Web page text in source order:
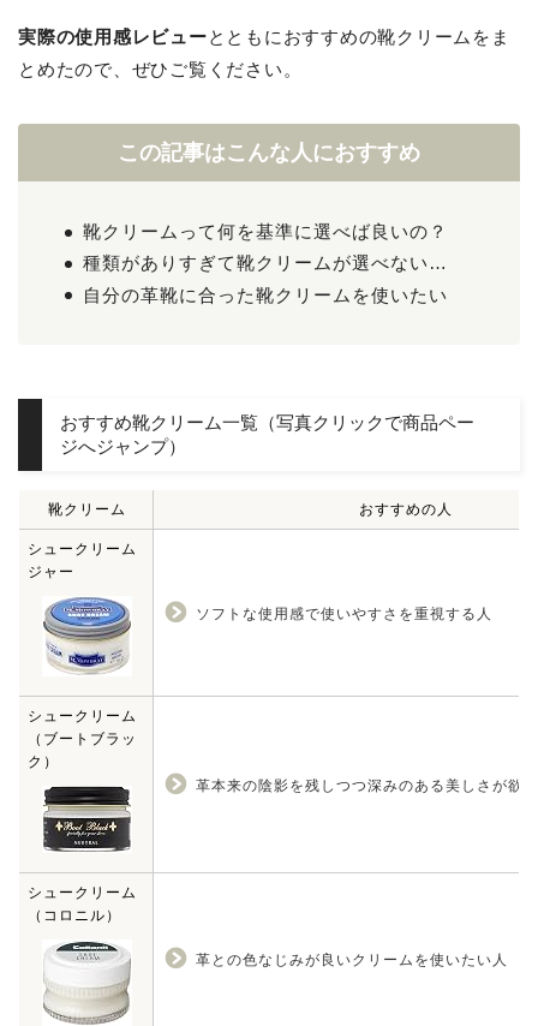
実際の使用感レビューとともにおすすめの靴クリームをま
とめたので、ぜひご覧ください。
この記事はこんな人におすすめ
靴クリームって何を基準に選べば良いの？
種類がありすぎて靴クリームが選べない…
自分の革靴に合った靴クリームを使いたい
おすすめ靴クリーム一覧（写真クリックで商品ペー
ジへジャンプ）
靴クリーム おすすめの人
シュークリーム
ジャー
ソフトな使用感で使いやすさを重視する人
シュークリーム
（ブートブラッ
ク）
革本来の陰影を残しつつ深みのある美しさが欲
シュークリーム
（コロニル）
革との色なじみが良いクリームを使いたい人